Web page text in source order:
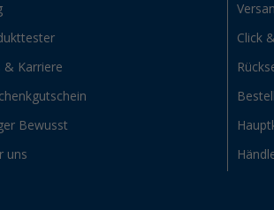
& Karriere
Bewusst
uns
Click